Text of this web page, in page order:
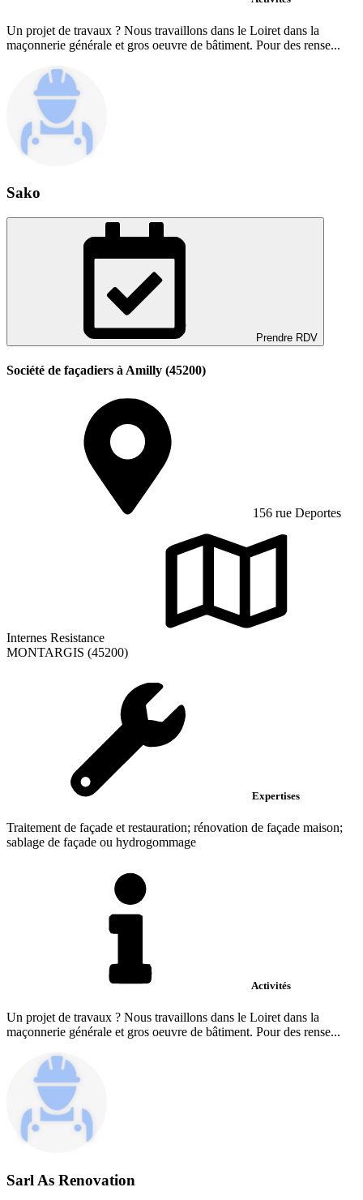
Un projet de travaux ? Nous travaillons dans le Loiret dans la
maçonnerie générale et gros oeuvre de bâtiment. Pour des rense...
Sako
Prendre RDV
Société de façadiers à Amilly (45200)
156 rue Deportes
Internes Resistance
MONTARGIS (45200)
Expertises
Traitement de façade et restauration; rénovation de façade maison;
sablage de façade ou hydrogommage
Activités
Un projet de travaux ? Nous travaillons dans le Loiret dans la
maçonnerie générale et gros oeuvre de bâtiment. Pour des rense...
Sarl As Renovation